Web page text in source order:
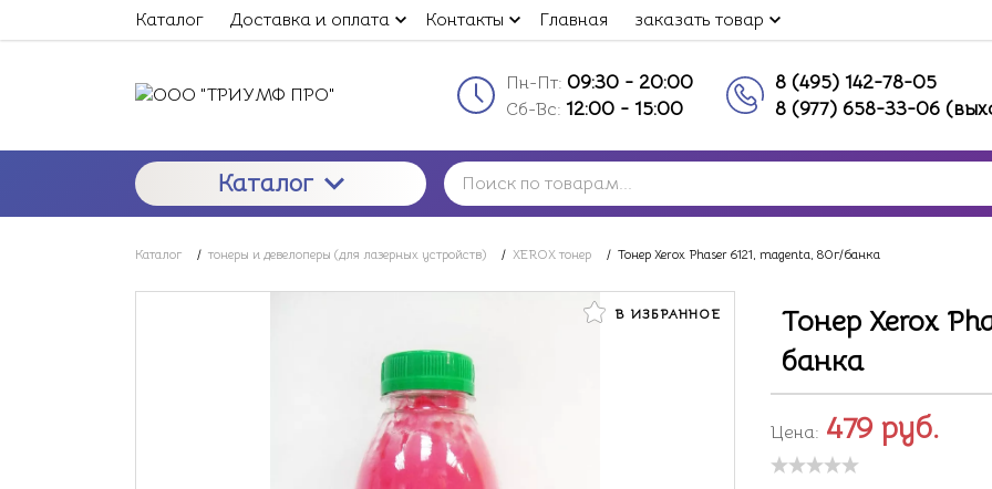
Каталог Доставка и оплата Контакты Главная заказать товар
Пн-Пт: 09:30 - 20:00
Сб-Вс: 12:00 - 15:00
8 (495) 142-78-05
8 (977) 658-33-06
Каталог
Каталог / тонеры и девелоперы (для лазерных устройств) / XEROX тонер / Тонер Xerox Phaser 6121, magenta, 80г/банка
В ИЗБРАННОЕ
Тонер Xerox
банка
Цена: 479 руб.